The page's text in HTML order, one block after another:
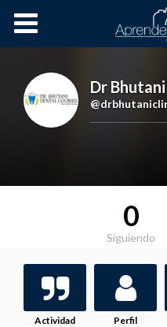
Cursos OnLine
Dr
0
Siguiendo
Actividad Perfil